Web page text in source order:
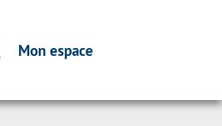
Mon espace